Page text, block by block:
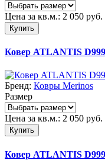
Цена за кв.м.: 2 050 руб.
Купить
Ковер ATLANTIS
Бренд: Ковры Merinos
Размер
Цена за кв.м.: 2 050 руб.
Купить
Ковер ATLANTIS